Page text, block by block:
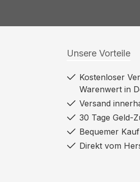
Unsere Vorteile
Kostenloser
Warenwert in
Versand
30 Tage Geld-
Bequemer
Direkt vom